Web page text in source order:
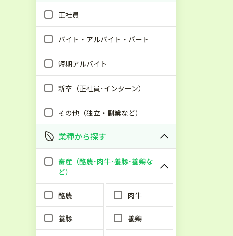
正社員
バイト・アルバイト・パート
短期アルバイト
新卒（正社員･インターン）
その他（独立・副業など）
業種から探す
畜産（酪農･肉牛･養豚･養鶏な
ど）
酪農 肉牛
養豚 養鶏